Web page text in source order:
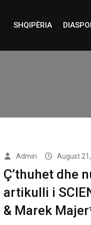
SHQIPËRIA
Admin August
Ç’thuhet dhe
artikulli i
& Marek